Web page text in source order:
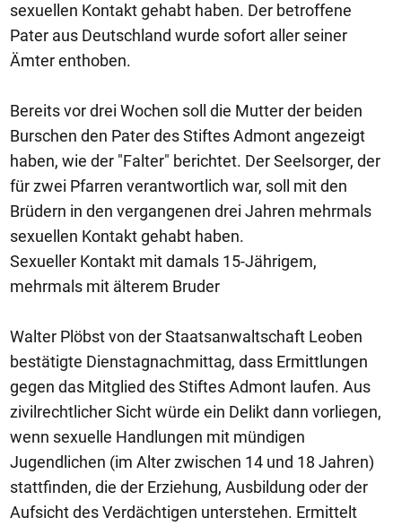
sexuellen Kontakt gehabt haben. Der betroffene
Pater aus Deutschland wurde sofort aller seiner
Ämter enthoben.
Bereits vor drei Wochen soll die Mutter der beiden
Burschen den Pater des Stiftes Admont angezeigt
haben, wie der "Falter" berichtet. Der Seelsorger, der
für zwei Pfarren verantwortlich war, soll mit den
Brüdern in den vergangenen drei Jahren mehrmals
sexuellen Kontakt gehabt haben.
Sexueller Kontakt mit damals 15-Jährigem,
mehrmals mit älterem Bruder
Walter Plöbst von der Staatsanwaltschaft Leoben
bestätigte Dienstagnachmittag, dass Ermittlungen
gegen das Mitglied des Stiftes Admont laufen. Aus
zivilrechtlicher Sicht würde ein Delikt dann vorliegen,
wenn sexuelle Handlungen mit mündigen
Jugendlichen (im Alter zwischen 14 und 18 Jahren)
stattfinden, die der Erziehung, Ausbildung oder der
Aufsicht des Verdächtigen unterstehen. Ermittelt